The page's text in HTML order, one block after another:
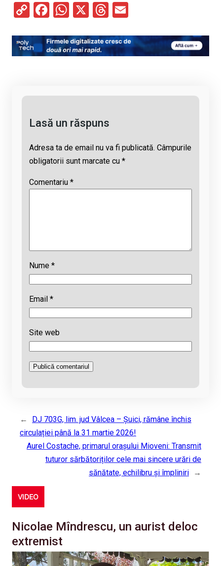
C
py
Li
F
ce
b
W
at
s
X
T
e
a
ail
Lasă un răspuns
Adresa ta de email nu va fi publicată. Câmpurile
obligatorii sunt marcate cu *
Comentariu *
Nume *
Email *
Site web
←
DJ 703G, lim. jud Vâlcea – Șuici, rămâne închis
circulației până la 31 martie 2026!
Aurel Costache, primarul orașului Mioveni: Transmit
tuturor sărbătoriților cele mai sincere urări de
sănătate, echilibru și împliniri
→
VIDEO
Nicolae Mîndrescu, un aurist deloc
extremist